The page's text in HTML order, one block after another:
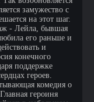
замужество с
на этот шаг.
- Лейла, бывшая
его раньше и
и
конечного
поддержке
героев.
комедия о
героиня